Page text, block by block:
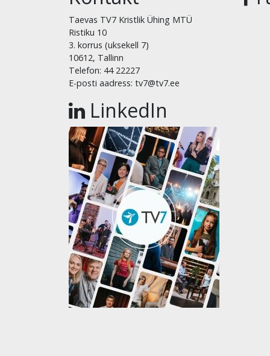
Taevas TV7 Kristlik Ühing MTÜ
Ristiku 10
3. korrus (uksekell 7)
10612, Tallinn
Telefon: 44 22227
E-posti aadress: tv7@tv7.ee
LinkedIn